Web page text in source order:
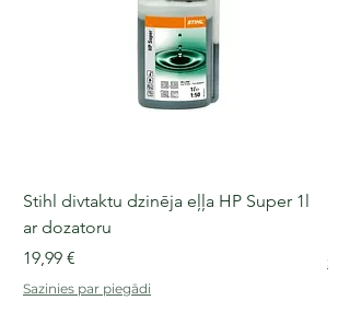
Stihl divtaktu dzinēja eļļa HP Super 1l
ar dozatoru
Cena
19,99 €
Sazinies par piegādi